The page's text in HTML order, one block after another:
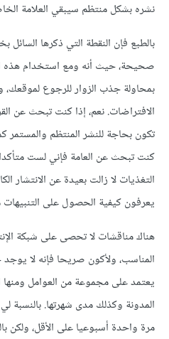
نشره بشكل منتظم سيبقي العلامة
صحيحة، حيث أنه ومع استخدام هذه
بمحاولة جذب الزوار للرجوع
الافتراضات. نعم، إذا كنت تبحث عن
تكون بحاجة للنشر المنتظم والمستمر
كنت تبحث عن العامة فإني لست
التغذيات لا زالت بعيدة عن الانتشار
يعرفون كيفية الحصول على التنبيهات
هناك مناقشات لا تحصى على شبكة
المناسب، ولأكون صريحا فإنه لا
يعتمد على مجموعة من العوامل
المدونة وكذلك مدى شهرتها. بالنسبة
مرة واحدة أسبوعيا على الأقل، ولكن